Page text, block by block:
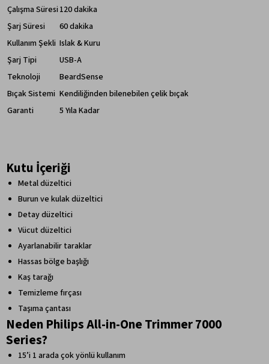
Çalışma Süresi 120 dakika
Şarj Süresi
60 dakika
Kullanım Şekli Islak & Kuru
Şarj Tipi
USB-A
Teknoloji
BeardSense
Bıçak Sistemi Kendiliğinden bilenebilen çelik bıçak
Garanti
5 Yıla Kadar
Kutu İçeriği
Metal düzeltici
Burun ve kulak düzeltici
Detay düzeltici
Vücut düzeltici
Ayarlanabilir taraklar
Hassas bölge başlığı
Kaş tarağı
Temizleme fırçası
Taşıma çantası
Neden Philips All-in-One Trimmer 7000
Series?
15’i 1 arada çok yönlü kullanım